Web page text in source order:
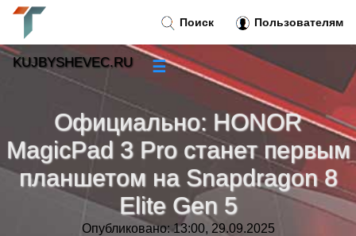
Официально: HONOR
MagicPad 3 Pro станет первым
планшетом на Snapdragon 8
Elite Gen 5
Опубликовано: 13:00, 29.09.2025
Поиск Пользователям
KUJBYSHEVEC.RU ☰
Новости
Тренды новостей »
Рубрики»
»